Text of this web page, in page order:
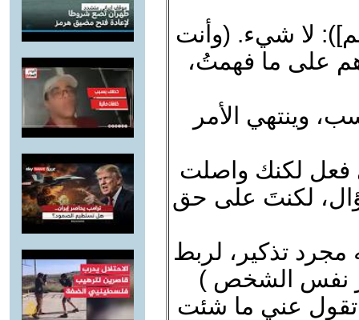
لا شيء. (وأنت
على ما فهمتُ،
وينتهي الأمر
فعل لكنك واصلت
لكنتَ على حق
مجرد تذكير، لربط
نفس الشخص )
تقول عني ما شئت